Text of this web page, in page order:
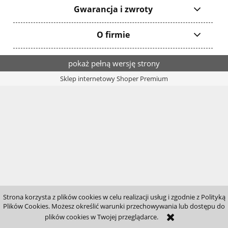
Strona korzysta z plików cookies w celu realizacji usług i zgodnie z Polityką
Plików Cookies. Możesz określić warunki przechowywania lub dostępu do
plików cookies w Twojej przeglądarce.
Gwarancja i zwroty
O firmie
pokaż pełną wersję strony
Sklep internetowy Shoper Premium